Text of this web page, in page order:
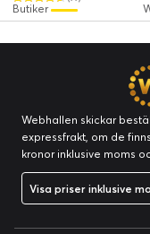
Butiker
Webhallen skickar
expressfrakt, om de
kronor inklusive moms
Visa priser inklusive